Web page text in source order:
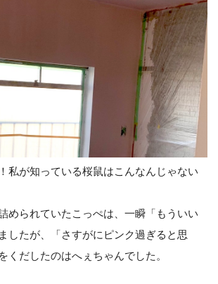
私が知っている桜鼠はこんなんじゃない
められていたこっぺは、一瞬「もういい
したが、「さすがにピンク過ぎると思
くだしたのはへぇちゃんでした。